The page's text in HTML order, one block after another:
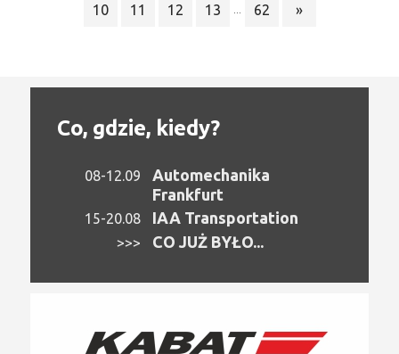
10 11 12 13 62 »
Co, gdzie, kiedy?
08-12.09
Automechanika
Frankfurt
15-20.08 IAA Transportation
>>> CO JUŻ BYŁO...